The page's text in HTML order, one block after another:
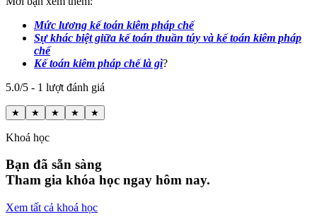
Mức lương kế toán kiêm pháp chế
Sự khác biệt giữa kế toán thuần túy và kế toán kiêm pháp
chế
Kế toán kiêm pháp chế là gì?
5.0/5 - 1 lượt đánh giá
★ ★ ★ ★ ★
Khoá học
Bạn đã sẵn sàng
Tham gia khóa học ngay hôm nay.
Xem tất cả khoá học